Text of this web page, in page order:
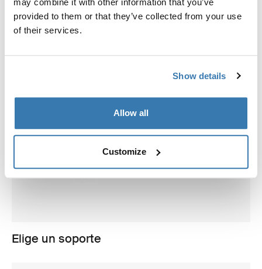
may combine it with other information that you’ve
provided to them or that they’ve collected from your use
of their services.
Show details
Allow all
Customize
Elige un soporte